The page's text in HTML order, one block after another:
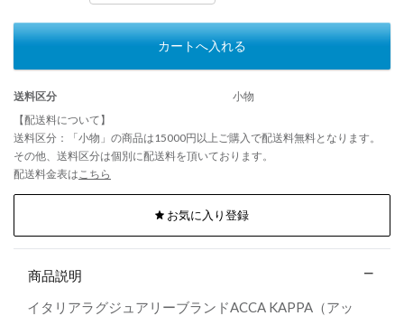
カートへ入れる
送料区分
小物
【配送料について】
送料区分：「小物」の商品は15000円以上ご購入で配送料無料となります。
その他、送料区分は個別に配送料を頂いております。
配送料金表は こちら
お気に入り登録
商品説明
イタリアラグジュアリーブランドACCA KAPPA（アッ